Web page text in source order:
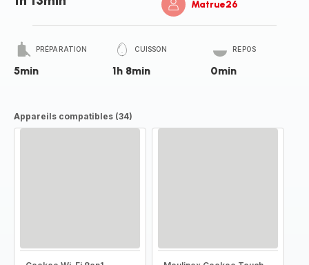
Matrue26
PRÉPARATION
5min
CUISSON
1h 8min
REPOS
0min
Appareils compatibles (34)